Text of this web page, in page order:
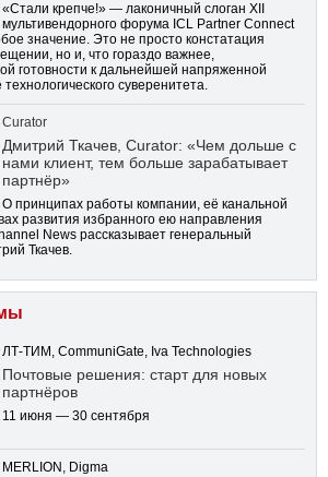
«Стали крепче!» — лаконичный слоган XII
мультивендорного форума ICL Partner Connect
значение. Это не просто констатация
но и, что гораздо важнее,
готовности к дальнейшей напряженной
суверенитета.
Curator
Дмитрий Ткачев, Curator: «Чем дольше с
нами клиент, тем больше зарабатывает
партнёр»
О принципах работы компании, её канальной
развития избранного ею направления
News рассказывает генеральный
Ткачев.
ЛТ-ТИМ, CommuniGate, Iva Technologies
Почтовые решения: старт для новых
партнёров
11 июня — 30 сентября
MERLION, Digma